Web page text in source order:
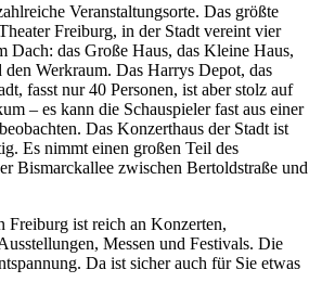
Veranstaltungsorte. Das größte
Freiburg, in der Stadt vereint vier
Dach: das Große Haus, das Kleine Haus,
Werkraum. Das Harrys Depot, das
fasst nur 40 Personen, ist aber stolz auf
– es kann die Schauspieler fast aus einer
Das Konzerthaus der Stadt ist
Es nimmt einen großen Teil des
Bismarckallee zwischen Bertoldstraße und
Freiburg ist reich an Konzerten,
Messen und Festivals. Die
Da ist sicher auch für Sie etwas